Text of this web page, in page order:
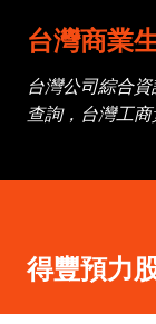
台灣商業
台灣公司綜合
查詢，台灣工商
得豐預力